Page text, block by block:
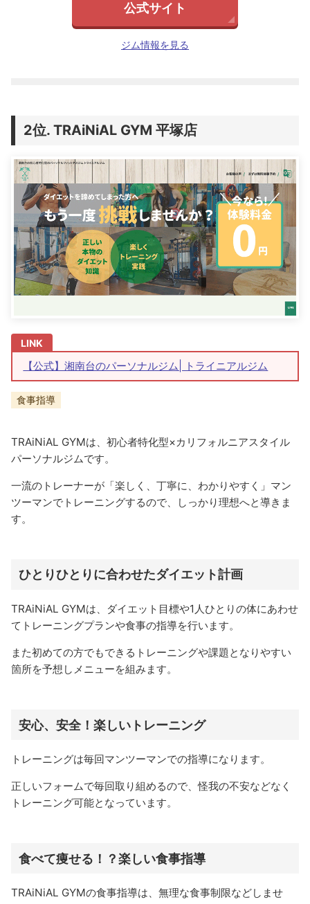
公式サイト
ジム情報を見る
TRAiNiAL GYM 平塚店
【公式】湘南台のパーソナルジム| トライニアルジム
食事指導
TRAiNiAL GYMは、初心者特化型×カリフォルニアスタイル
パーソナルジムです。
一流のトレーナーが「楽しく、丁寧に、わかりやすく」マン
ツーマンでトレーニングするので、しっかり理想へと導きま
す。
ひとりひとりに合わせたダイエット計画
TRAiNiAL GYMは、ダイエット目標や1人ひとりの体にあわせ
てトレーニングプランや食事の指導を行います。
また初めての方でもできるトレーニングや課題となりやすい
箇所を予想しメニューを組みます。
安心、安全！楽しいトレーニング
トレーニングは毎回マンツーマンでの指導になります。
正しいフォームで毎回取り組めるので、怪我の不安などなく
トレーニング可能となっています。
食べて痩せる！？楽しい食事指導
TRAiNiAL GYMの食事指導は、無理な食事制限などしませ